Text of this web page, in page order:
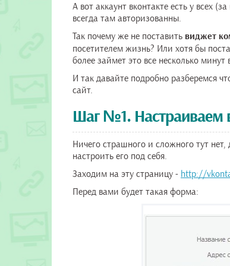
А вот аккаунт вконтакте есть у всех
всегда там авторизованны.
Так почему же не поставить виджет
посетителем жизнь? Или хотя бы
более займет это все несколько
И так давайте подробно разберемся
сайт.
Шаг №1. Настраиваем
Ничего страшного и сложного тут
настроить его под себя.
Заходим на эту страницу - http://
Перед вами будет такая форма: